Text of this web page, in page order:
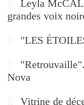
Leyla
grandes voix
"LES
Nova
Vitrine de